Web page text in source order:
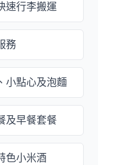
速行李搬運
務
小點心及泡麵
及早餐套餐
色小米酒